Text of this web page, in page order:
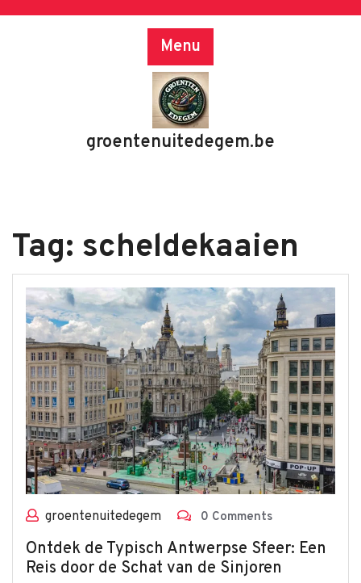
Menu
groentenuitedegem.be
Tag: scheldekaaien
groentenuitedegem 0 Comments
Ontdek de Typisch Antwerpse Sfeer: Een
Reis door de Schat van de Sinjoren